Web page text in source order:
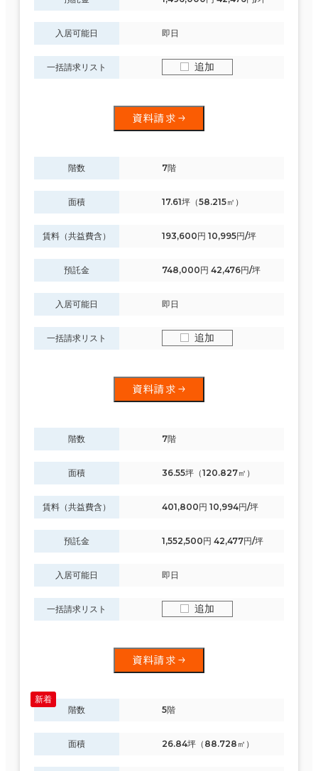
入居可能日 即日
一括請求リスト 追加
資料請求
階数 7階
面積 17.61坪（58.215㎡）
賃料（共益費含） 193,600円 10,995円/坪
預託金 748,000円 42,476円/坪
入居可能日 即日
一括請求リスト 追加
資料請求
階数 7階
面積 36.55坪（120.827㎡）
賃料（共益費含） 401,800円 10,994円/坪
預託金 1,552,500円 42,477円/坪
入居可能日 即日
一括請求リスト 追加
資料請求
階数 5階
面積 26.84坪（88.728㎡）